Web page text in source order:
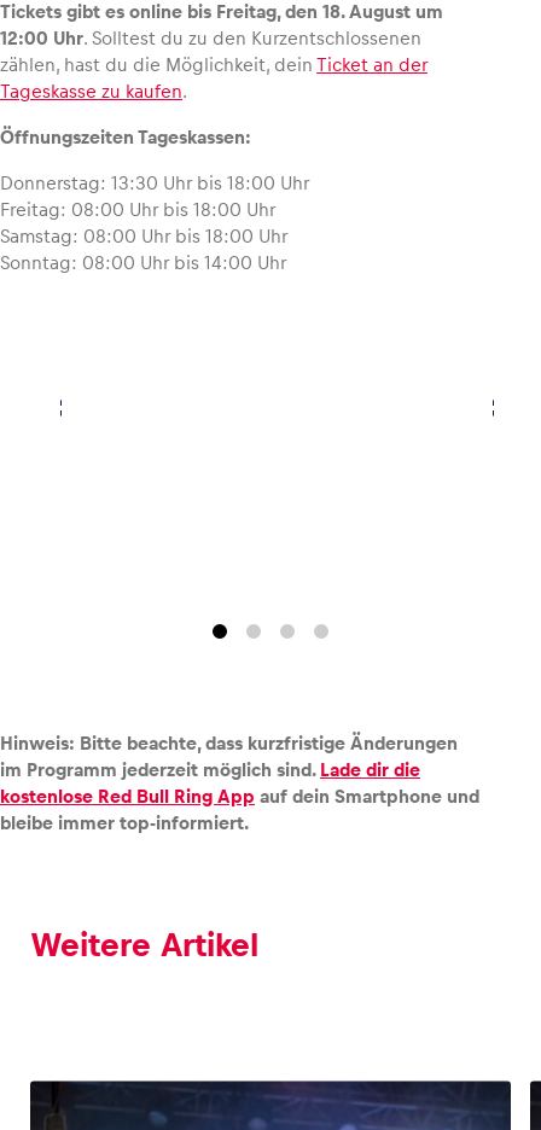
Tickets gibt es online bis Freitag, den 18. August um
12:00 Uhr. Solltest du zu den Kurzentschlossenen
zählen, hast du die Möglichkeit, dein Ticket an der
Tageskasse zu kaufen.
Öffnungszeiten Tageskassen:
Donnerstag: 13:30 Uhr bis 18:00 Uhr
Freitag: 08:00 Uhr bis 18:00 Uhr
Samstag: 08:00 Uhr bis 18:00 Uhr
Sonntag: 08:00 Uhr bis 14:00 Uhr
Hinweis: Bitte beachte, dass kurzfristige Änderungen
im Programm jederzeit möglich sind. Lade dir die
kostenlose Red Bull Ring App auf dein Smartphone und
bleibe immer top-informiert.
Weitere Artikel